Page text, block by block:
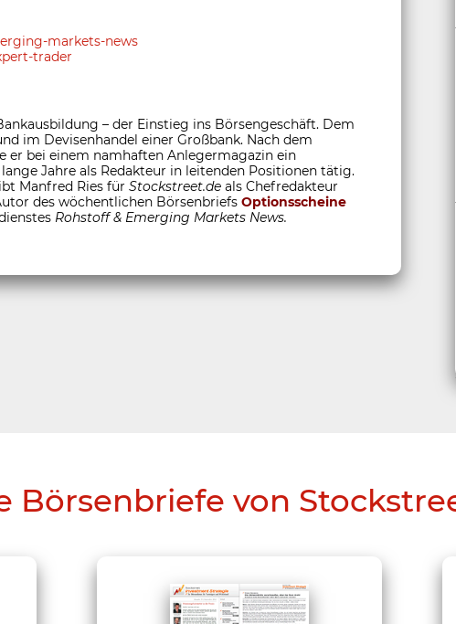
markets-news
trader
– der Einstieg ins Börsengeschäft. Dem
im Devisenhandel einer Großbank. Nach dem
er bei einem namhaften Anlegermagazin ein
Jahre als Redakteur in leitenden Positionen tätig.
Manfred Ries für Stockstreet.de als Chefredakteur
des wöchentlichen Börsenbriefs Optionsscheine
Rohstoff & Emerging Markets News.
Börsenbriefe von